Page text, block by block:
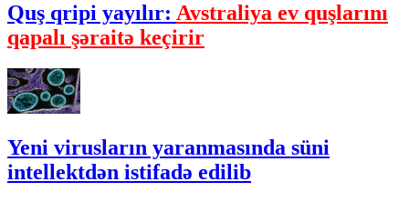
Quş qripi yayılır: Avstraliya ev quşlarını
qapalı şəraitə keçirir
Yeni virusların yaranmasında süni
intellektdən istifadə edilib